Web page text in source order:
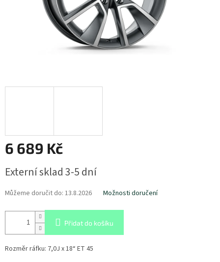
6 689 Kč
cena:
Externí sklad 3-5 dní
Můžeme doručit do: 13.8.2026 Možnosti doručení
Přidat do košíku
Rozměr ráfku: 7,0J x 18“ ET 45